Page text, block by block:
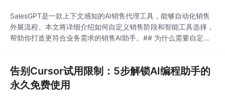
SalesGPT是一款上下文感知的AI销售代理工具，能够自动化销售
外展流程。本文将详细介绍如何自定义销售阶段和智能工具选择，
帮助你打造更符合业务需求的销售AI助手。## 为什么需要自定义
义销售阶段和工具选择，你可以：- 优化特定行业的销售对话流程-
整合企业内部系统和工具
告别Cursor试用限制：5步解锁AI编程助手的
永久免费使用